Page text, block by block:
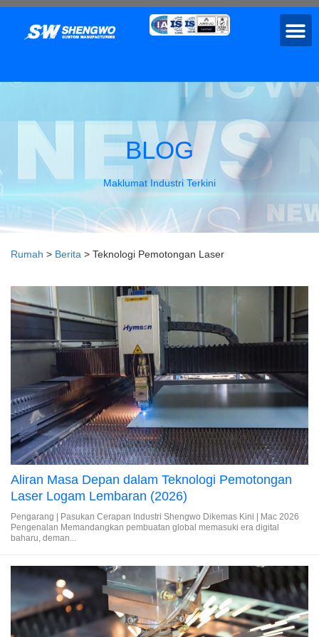
BLOG
Maklumat Industri Terkini
Rumah > Berita > Teknologi Pemotongan Laser
Aliran Masa Depan dalam Teknologi Pemotongan
Laser Logam Lembaran (2026)
Pengarang | Pasukan Cerapan Industri Shengwo Dikemas Kini | Mac 2026
Pengenalan Memandangkan pembuatan global memasuki era digital
baharu, deman...